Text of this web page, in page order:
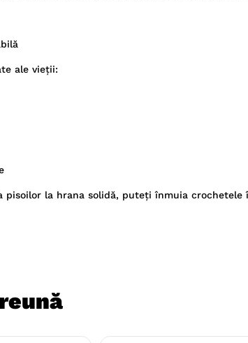
ale vieții:
la hrana solidă, puteţi înmuia